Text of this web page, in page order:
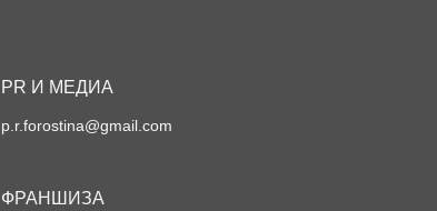
PR И МЕДИА
p.r.forostina@gmail.com
ФРАНШИЗА